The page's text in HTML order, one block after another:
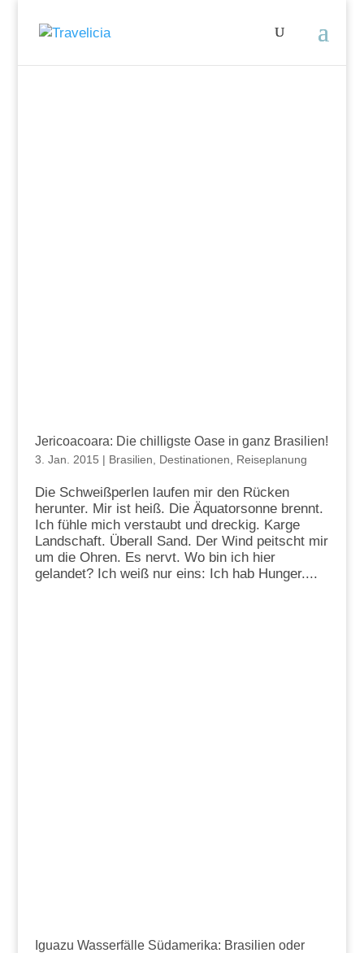
Jericoacoara: Die chilligste Oase in ganz Brasilien!
3. Jan. 2015 | Brasilien Destinationen Reiseplanung
Die Schweißperlen laufen mir den Rücken
herunter. Mir ist heiß. Die Äquatorsonne brennt.
Ich fühle mich verstaubt und dreckig. Karge
Landschaft. Überall Sand. Der Wind peitscht mir
um die Ohren. Es nervt. Wo bin ich hier
gelandet? Ich weiß nur eins: Ich hab Hunger....
Iguazu Wasserfälle Südamerika: Brasilien oder